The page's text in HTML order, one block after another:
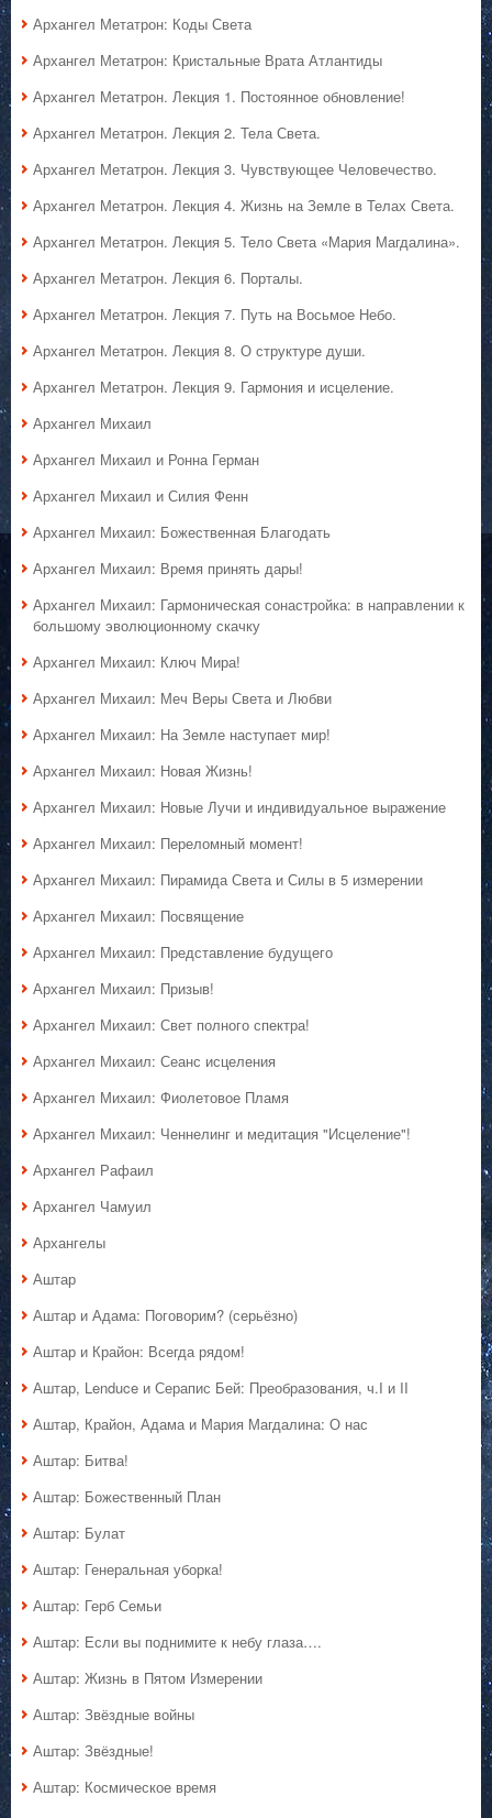
Архангел Метатрон: Коды Света
Архангел Метатрон: Кристальные Врата Атлантиды
Архангел Метатрон. Лекция 1. Постоянное обновление!
Архангел Метатрон. Лекция 2. Тела Света.
Архангел Метатрон. Лекция 3. Чувствующее Человечество.
Архангел Метатрон. Лекция 4. Жизнь на Земле в Телах Света.
Архангел Метатрон. Лекция 5. Тело Света «Мария Магдалина».
Архангел Метатрон. Лекция 6. Порталы.
Архангел Метатрон. Лекция 7. Путь на Восьмое Небо.
Архангел Метатрон. Лекция 8. О структуре души.
Архангел Метатрон. Лекция 9. Гармония и исцеление.
Архангел Михаил
Архангел Михаил и Ронна Герман
Архангел Михаил и Силия Фенн
Архангел Михаил: Божественная Благодать
Архангел Михаил: Время принять дары!
Архангел Михаил: Гармоническая сонастройка: в направлении к
большому эволюционному скачку
Архангел Михаил: Ключ Мира!
Архангел Михаил: Меч Веры Света и Любви
Архангел Михаил: На Земле наступает мир!
Архангел Михаил: Новая Жизнь!
Архангел Михаил: Новые Лучи и индивидуальное выражение
Архангел Михаил: Переломный момент!
Архангел Михаил: Пирамида Света и Силы в 5 измерении
Архангел Михаил: Посвящение
Архангел Михаил: Представление будущего
Архангел Михаил: Призыв!
Архангел Михаил: Свет полного спектра!
Архангел Михаил: Сеанс исцеления
Архангел Михаил: Фиолетовое Пламя
Архангел Михаил: Ченнелинг и медитация "Исцеление"!
Архангел Рафаил
Архангел Чамуил
Архангелы
Аштар
Аштар и Адама: Поговорим? (серьёзно)
Аштар и Крайон: Всегда рядом!
Аштар, Lenduce и Серапис Бей: Преобразования, ч.I и II
Аштар, Крайон, Адама и Мария Магдалина: О нас
Аштар: Битва!
Аштар: Божественный План
Аштар: Булат
Аштар: Генеральная уборка!
Аштар: Герб Семьи
Аштар: Если вы поднимите к небу глаза….
Аштар: Жизнь в Пятом Измерении
Аштар: Звёздные войны
Аштар: Звёздные!
Аштар: Космическое время